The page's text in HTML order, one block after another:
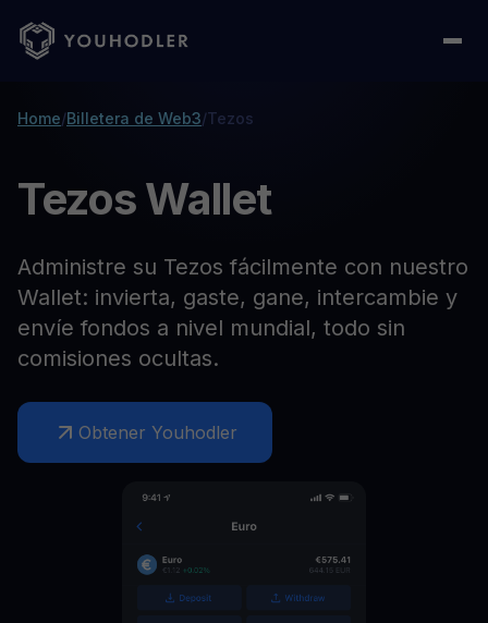
Home/Billetera de Web3/Tezos
Tezos Wallet
Administre su Tezos fácilmente con nuestro
Wallet: invierta, gaste, gane, intercambie y
envíe fondos a nivel mundial, todo sin
comisiones ocultas.
Obtener Youhodler